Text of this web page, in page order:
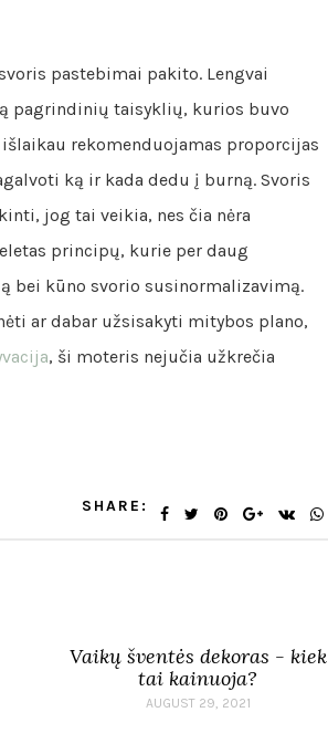
pastebimai pakito. Lengvai
pagrindinių taisyklių, kurios buvo
rekomenduojamas proporcijas
ką ir kada dedu į burną. Svoris
jog tai veikia, nes čia nėra
principų, kurie per daug
bei kūno svorio susinormalizavimą.
ar dabar užsisakyti mitybos plano,
, ši moteris nejučia užkrečia
SHARE:
Vaikų šventės dekoras - kiek
tai kainuoja?
AUGUST 29, 2021